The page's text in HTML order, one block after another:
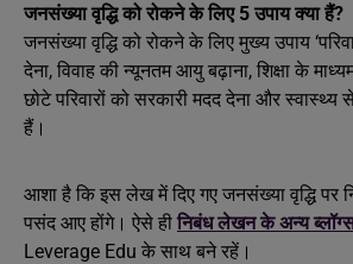
जनसंख्या वृद्धि को रोकने के लिए 5 उपाय क्या हैं?
जनसंख्या वृद्धि को रोकने के लिए मुख्य उपाय
देना, विवाह की न्यूनतम आयु बढ़ाना, शिक्षा के
छोटे परिवारों को सरकारी मदद देना और
हैं।
आशा है कि इस लेख में दिए गए जनसंख्या वृद्धि
पसंद आए होंगे। ऐसे ही निबंध लेखन के अन्य
Leverage Edu के साथ बने रहें।